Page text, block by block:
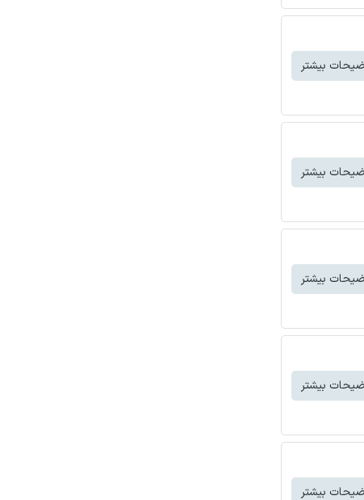
بیشتر
بیشتر
بیشتر
بیشتر
بیشتر